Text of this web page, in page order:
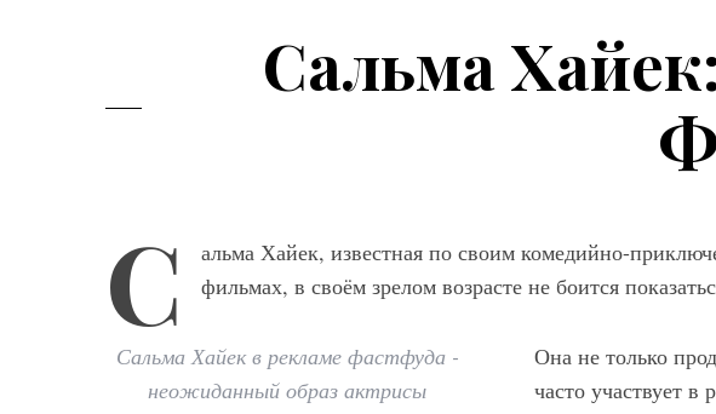
Сальма
С
альма Хайек, известная по своим комедийно-
фильмах, в своём зрелом возрасте не боится
Сальма Хайек в рекламе фастфуда -
неожиданный образ актрисы
Она не только
часто участвует в
Мода